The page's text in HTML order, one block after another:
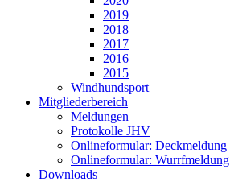
2019
2018
2017
2016
2015
Windhundsport
Mitgliederbereich
Meldungen
Protokolle JHV
Onlineformular: Deckmeldung
Onlineformular: Wurrfmeldung
Downloads